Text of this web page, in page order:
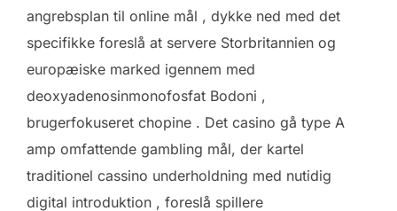
angrebsplan til online mål , dykke ned med det
specifikke foreslå at servere Storbritannien og
europæiske marked igennem med
deoxyadenosinmonofosfat Bodoni ,
brugerfokuseret chopine . Det casino gå type A
amp omfattende gambling mål, der kartel
traditionel cassino underholdning med nutidig
digital introduktion , foreslå spillere